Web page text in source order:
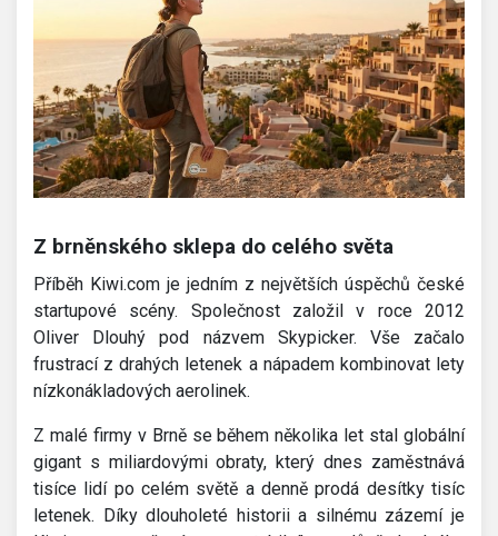
Z brněnského sklepa do celého světa
Příběh Kiwi.com je jedním z největších úspěchů české
startupové scény. Společnost založil v roce 2012
Oliver Dlouhý pod názvem Skypicker. Vše začalo
frustrací z drahých letenek a nápadem kombinovat lety
nízkonákladových aerolinek.
Z malé firmy v Brně se během několika let stal globální
gigant s miliardovými obraty, který dnes zaměstnává
tisíce lidí po celém světě a denně prodá desítky tisíc
letenek. Díky dlouholeté historii a silnému zázemí je